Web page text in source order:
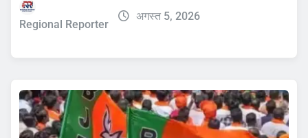
Regional Reporter
अगस्त 5, 2026